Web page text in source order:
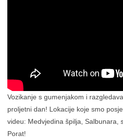
Vozikanje s gumenjakom i
proljetni dan! Lokacije koje smo
videu: Medvjedina špilja, Salbunara,
Porat!